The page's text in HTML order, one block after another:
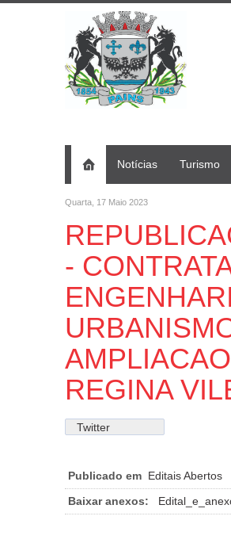
Notícias Turismo
Quarta, 17 Maio 2023
-
REGINA
Twitter
Publicado em Editais Abertos
Baixar anexos: